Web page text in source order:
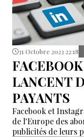
31 Octobre 2023 22:18
LANCENT
PAYANTS
Facebook et
de l'Europe des
publicités de leurs